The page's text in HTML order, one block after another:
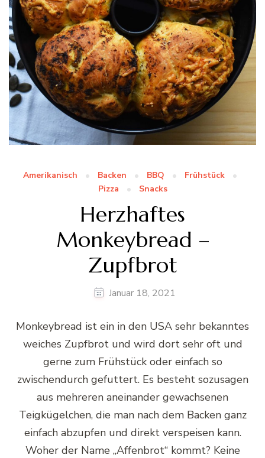
Amerikanisch Backen BBQ
Frühstück
Pizza
Snacks
Herzhaftes
Monkeybread –
Zupfbrot
Januar 18, 2021
Monkeybread ist ein in den USA sehr bekanntes
weiches Zupfbrot und wird dort sehr oft und
gerne zum Frühstück oder einfach so
zwischendurch gefuttert. Es besteht sozusagen
aus mehreren aneinander gewachsenen
Teigkügelchen, die man nach dem Backen ganz
einfach abzupfen und direkt verspeisen kann.
Woher der Name „Affenbrot“ kommt? Keine